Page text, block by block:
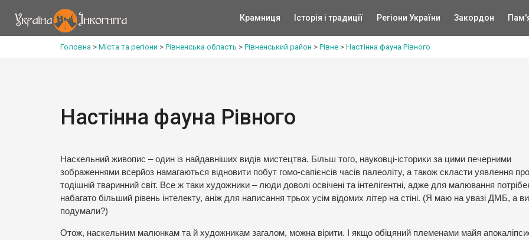
Крамниця Історія і традиції Регіони України Закордон
Головна > Міста та регіони > Рівненська область > Рівненський район > Рівне > Настінна фауна Рівного
Настінна фауна Рівного
Наскельний живопис – один із найдавніших видів мистецтва. Більш того, науковці-історики за цими печерними
зображеннями всерйоз намагаються відновити побут гомо-сапієнсів часів палеоліту, а також скласти уявлення про
тодішній тваринний світ. Все ж таки художники – люди доволі освічені та інтелігентні, адже для малювання
набагато більший рівень інтелекту, аніж для написання трьох усім відомих літер на стіні. (Я маю на увазі ДМБ, а
подумали?)
Отож, наскельним малюнкам та й художникам загалом, можна вірити. І якщо обіцяний племенами майя